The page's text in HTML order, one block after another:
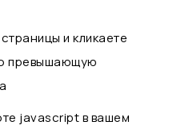
и кликаете
превышающую
javascript в вашем